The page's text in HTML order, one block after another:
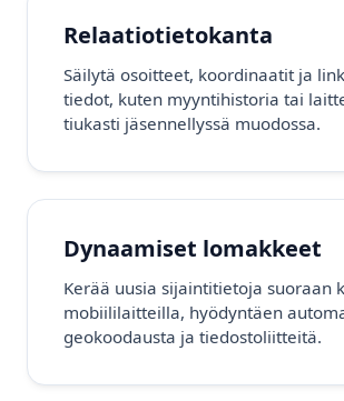
Relaatiotietokanta
Säilytä osoitteet, koordinaatit ja
tiedot, kuten myyntihistoria tai
tiukasti jäsennellyssä muodossa.
Dynaamiset lomakkeet
Kerää uusia sijaintitietoja suoraan
mobiililaitteilla, hyödyntäen
geokoodausta ja tiedostoliitteitä.